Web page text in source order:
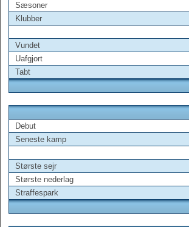
Sæsoner
Klubber
Vundet
Uafgjort
Tabt
Debut
Seneste kamp
Største sejr
Største nederlag
Straffespark